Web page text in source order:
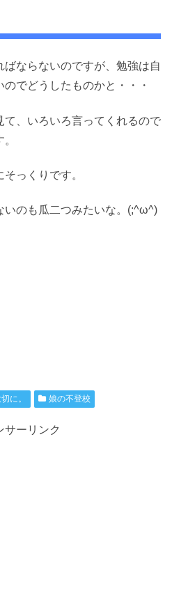
ならないのですが、勉強は自
でどうしたものかと・・・
、いろいろ言ってくれるので
っくりです。
のも瓜二つみたいな。(;^ω^)
に。 娘の不登校
サーリンク